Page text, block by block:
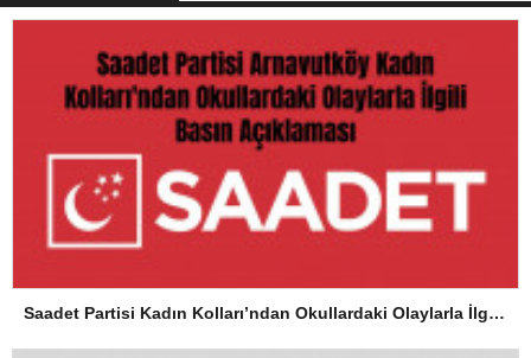
Saadet Partisi Kadın Kolları’ndan Okullardaki Olaylarla İlgili Basın Açıklaması